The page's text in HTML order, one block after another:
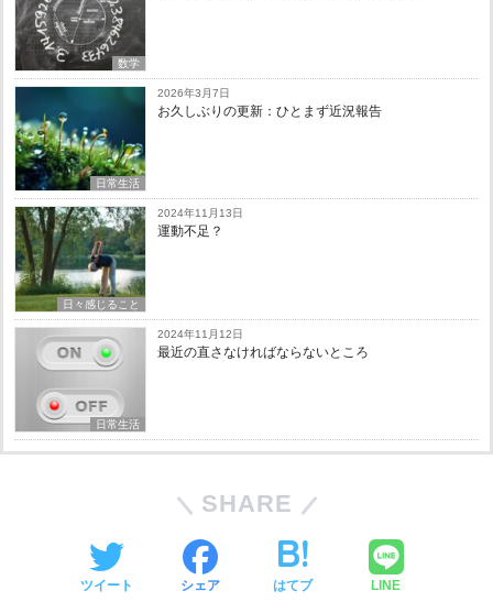
数学
日常生活
2026年3月7日
お久しぶりの更新：ひとまず近況報告
日々感じること
2024年11月13日
運動不足？
日常生活
2024年11月12日
最近の直さなければならないところ
SHARE
ツイート シェア はてブ LINE